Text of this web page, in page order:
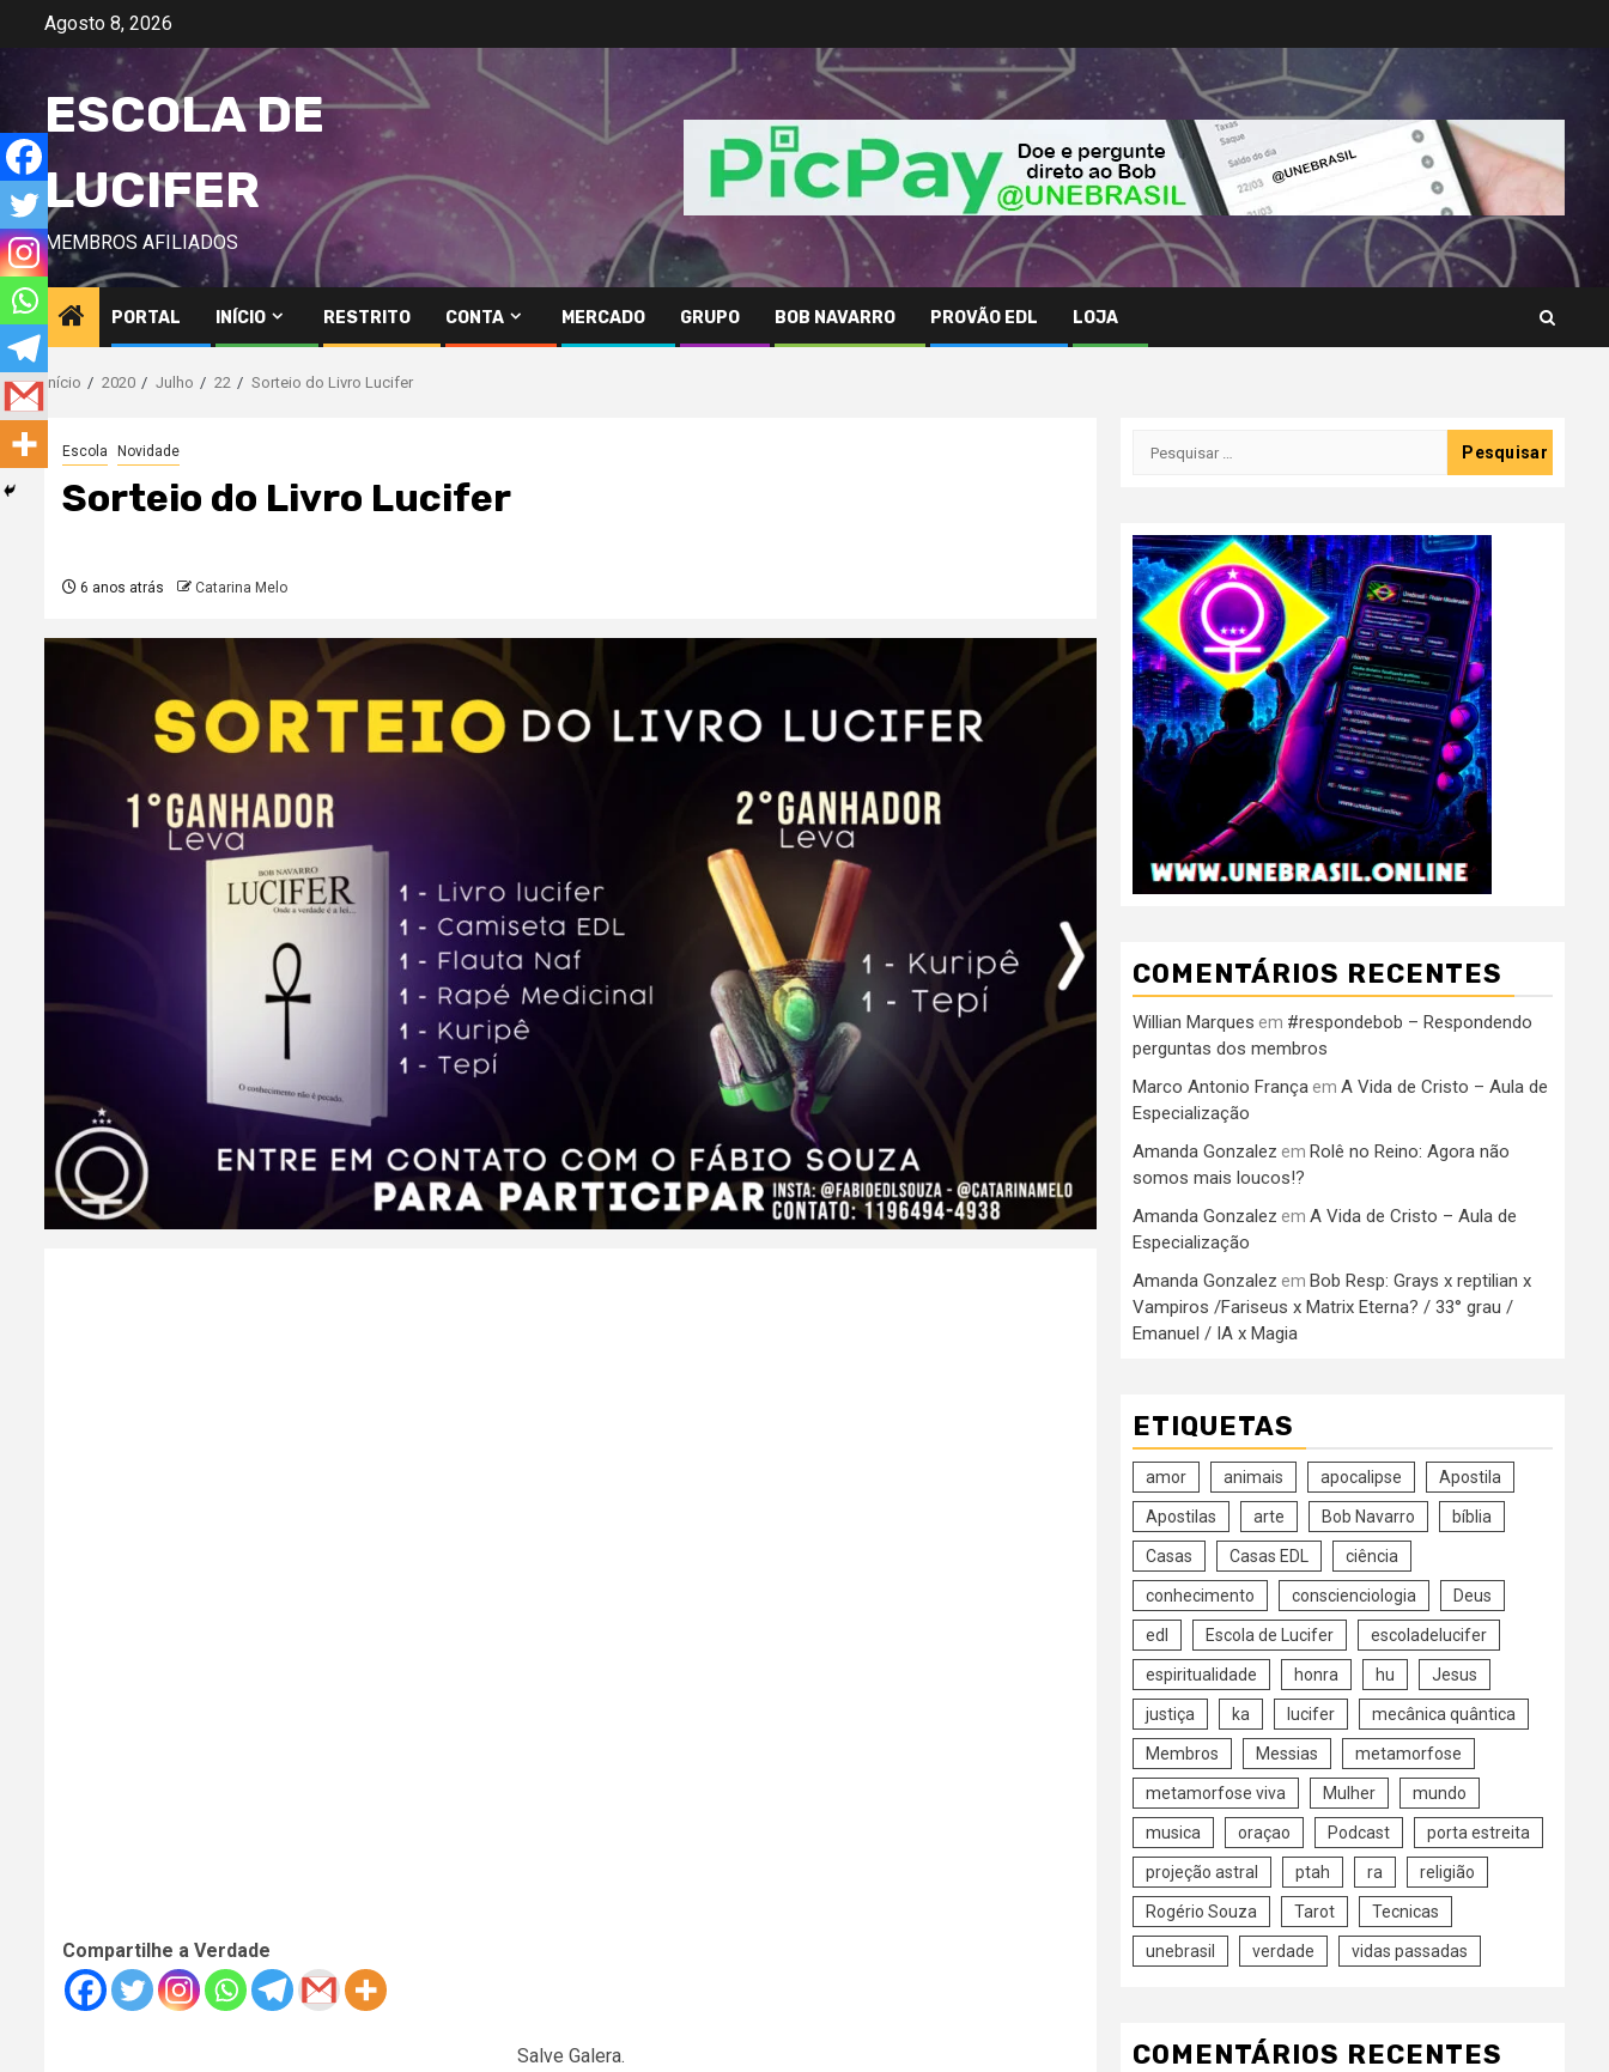
Avançar
conteúdo
Agosto 8, 2026
ESCOLA DE
LUCIFER
MEMBROS AFILIADOS
PORTAL INÍCIO RESTRITO CONTA MERCADO GRUPO BOB NAVARRO PROVÃO EDL LOJA
Início 2020 Julho 22 Sorteio do Livro Lucifer
Escola Novidade
Sorteio do Livro Lucifer
6 anos atrás Catarina Melo
Compartilhe a Verdade
Salve Galera.
Pesquisar
COMENTÁRIOS RECENTES
Willian Marques em #respondebob – Respondendo
perguntas dos membros
Marco Antonio França em A Vida de Cristo – Aula de
Especialização
Amanda Gonzalez em Rolê no Reino: Agora não
somos mais loucos!?
Amanda Gonzalez em A Vida de Cristo – Aula de
Especialização
Amanda Gonzalez em Bob Resp: Grays x reptilian x
Vampiros /Fariseus x Matrix Eterna? / 33° grau /
Emanuel / IA x Magia
ETIQUETAS
amor animais apocalipse Apostila
Apostilas arte Bob Navarro bíblia
Casas Casas EDL ciência
conhecimento conscienciologia Deus
edl Escola de Lucifer escoladelucifer
espiritualidade honra hu Jesus
justiça ka lucifer mecânica quântica
Membros Messias metamorfose
metamorfose viva Mulher mundo
musica oraçao Podcast porta estreita
projeção astral ptah ra religião
Rogério Souza Tarot Tecnicas
unebrasil verdade vidas passadas
COMENTÁRIOS RECENTES